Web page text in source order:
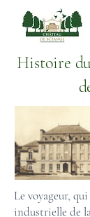
Histoire
Le voyageur,
industrielle de